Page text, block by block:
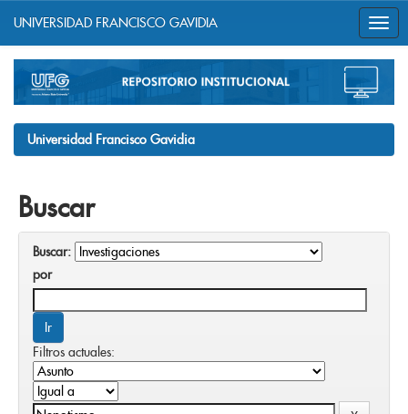
navigation
UNIVERSIDAD FRANCISCO GAVIDIA
Universidad Francisco Gavidia
Buscar
Buscar:
por
Filtros actuales: